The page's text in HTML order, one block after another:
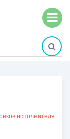
исполнителя